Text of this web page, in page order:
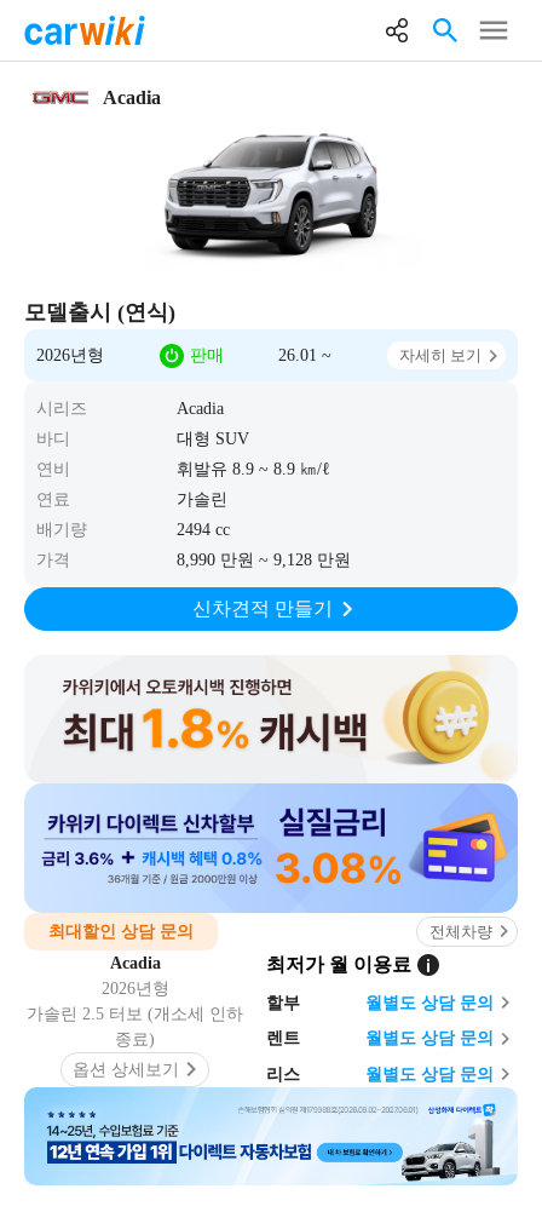
Acadia
모델출시 (연식)
2026년형 판매 26.01 ~ 자세히 보기
시리즈
Acadia
바디
대형 SUV
연비
휘발유 8.9 ~ 8.9 ㎞/ℓ
연료
가솔린
배기량
2494 cc
가격
8,990 만원 ~ 9,128 만원
신차견적 만들기
최대할인 상담 문의
전체차량
Acadia
2026년형
가솔린 2.5 터보 (개소세 인하
종료)
옵션 상세보기
최저가 월 이용료
할부 월 별도 상담 문의
렌트
월별도 상담 문의
리스
월 별도 상담 문의